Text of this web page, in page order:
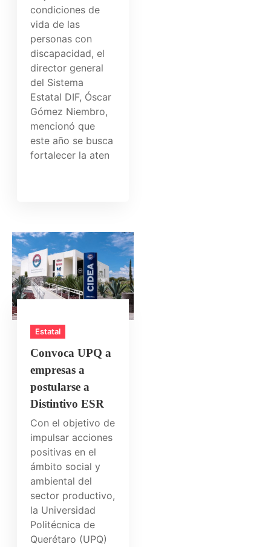
condiciones de
vida de las
personas con
discapacidad, el
director general
del Sistema
Estatal DIF, Óscar
Gómez Niembro,
mencionó que
este año se busca
fortalecer la aten
Estatal
Convoca UPQ a
empresas a
postularse a
Distintivo ESR
Con el objetivo de
impulsar acciones
positivas en el
ámbito social y
ambiental del
sector productivo,
la Universidad
Politécnica de
Querétaro (UPQ)